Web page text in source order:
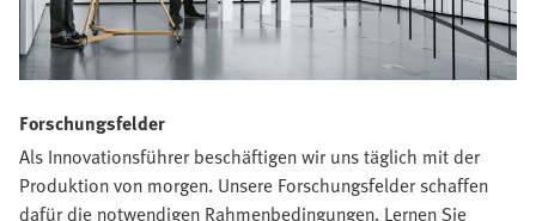
Forschungsfelder
Als Innovationsführer beschäftigen wir uns täglich mit der
Produktion von morgen. Unsere Forschungsfelder schaffen
dafür die notwendigen Rahmenbedingungen. Lernen Sie